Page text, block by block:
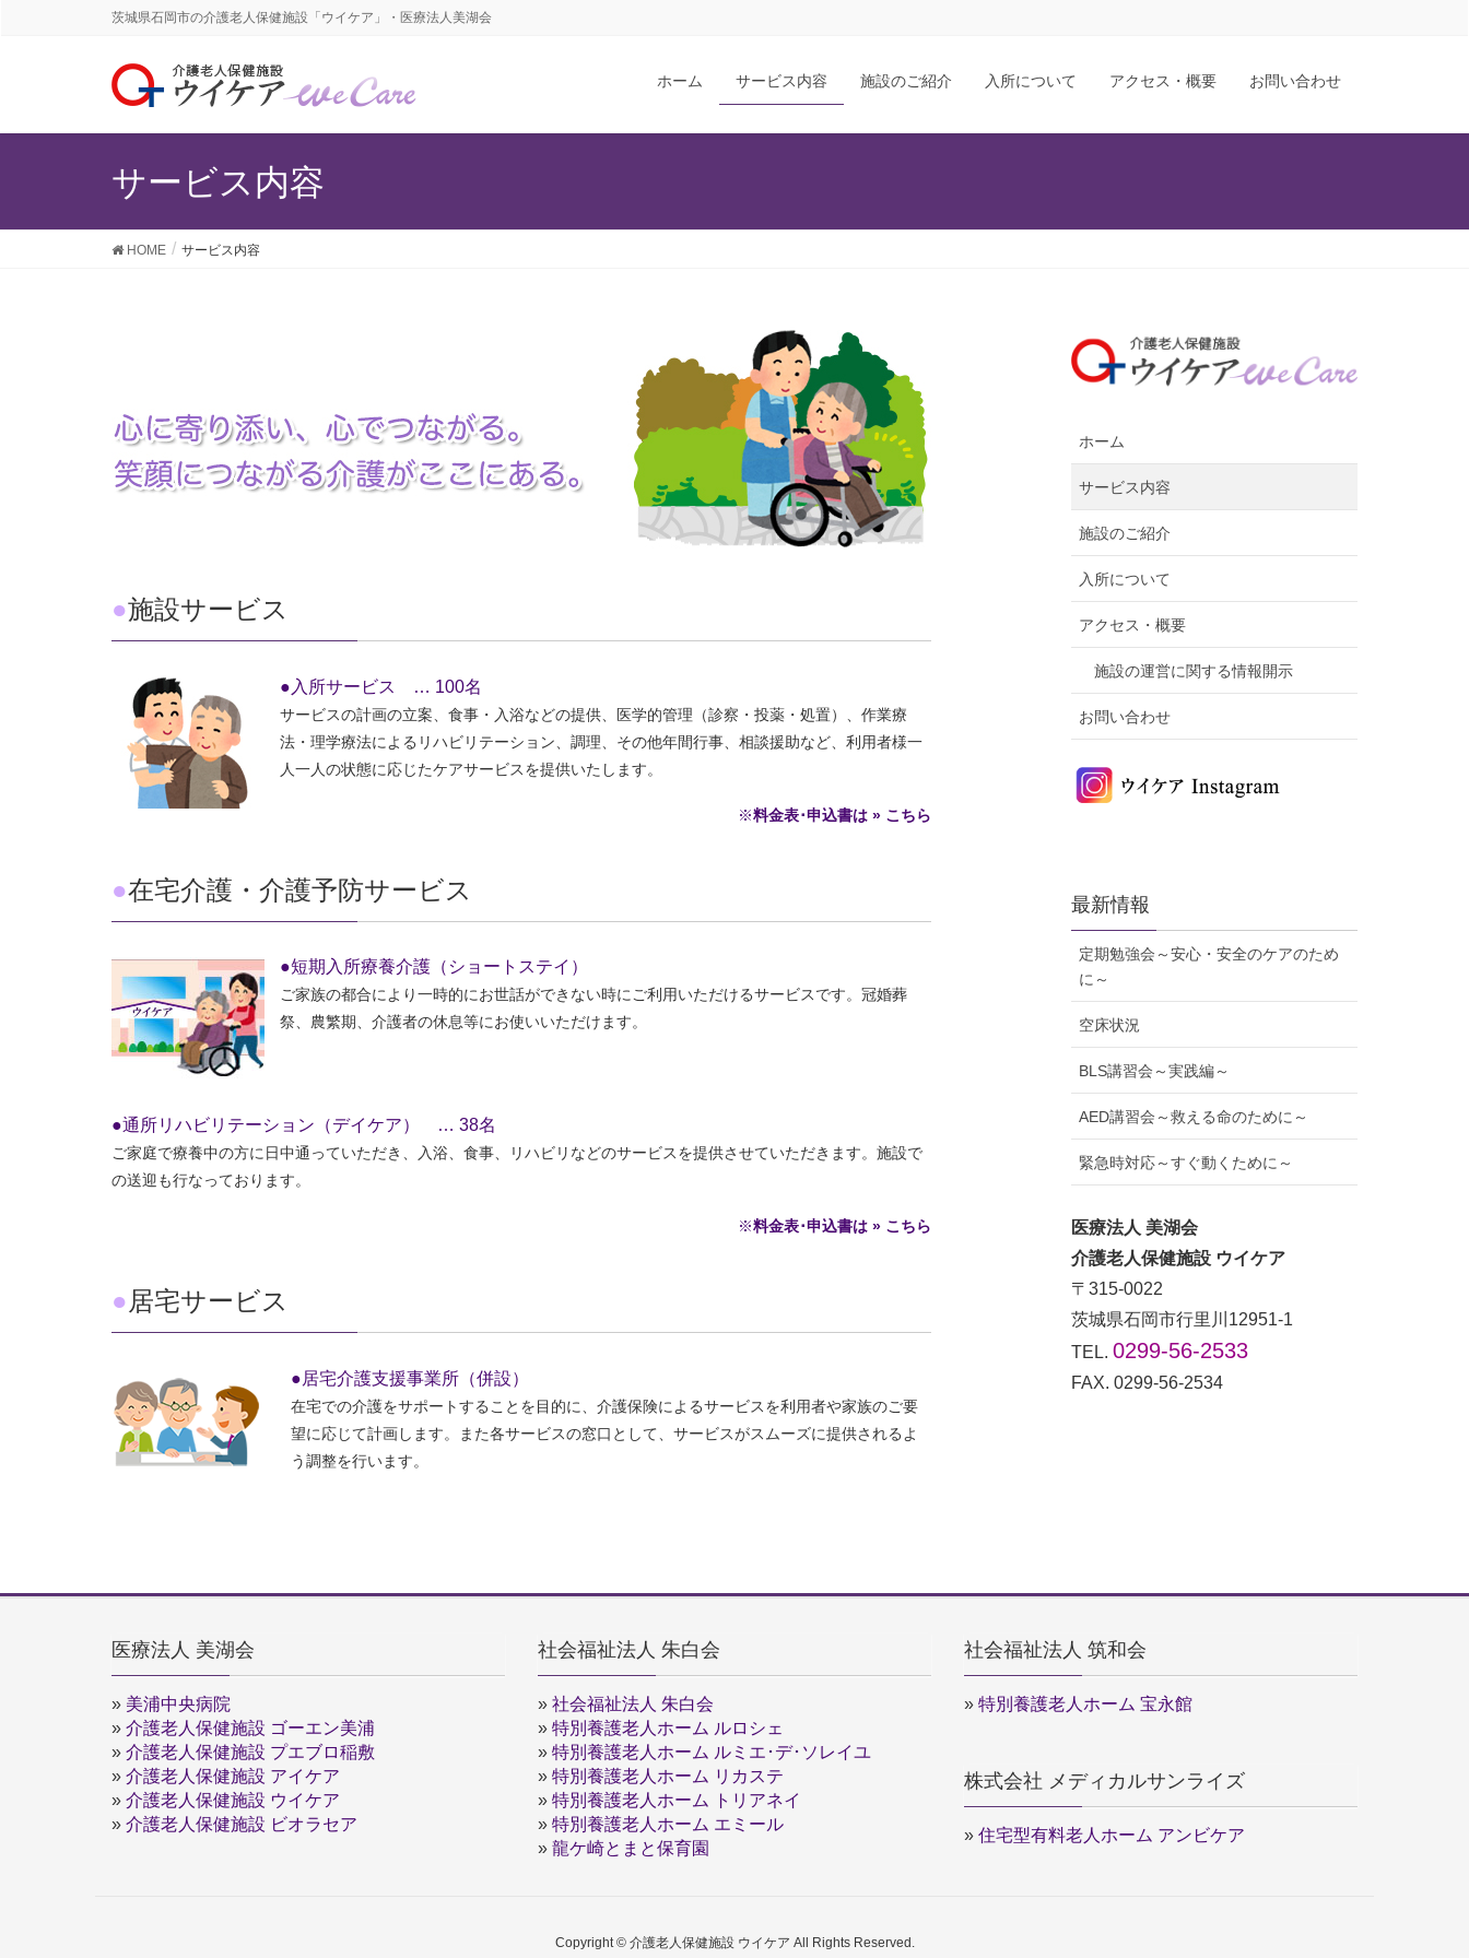
茨城県石岡市の介護老人保健施設「ウイケア」・医療法人美湖会
ホーム サービス内容 施設のご紹介 入所について アクセス・概要 お問い合わせ
サービス内容
HOME サービス内容
●施設サービス
●入所サービス … 100名
サービスの計画の立案、食事・入浴などの提供、医学的管理（診察・投薬・処置）、作業療
法・理学療法によるリハビリテーション、調理、その他年間行事、相談援助など、利用者様一
人一人の状態に応じたケアサービスを提供いたします。
※料金表･申込書は » こちら
●在宅介護・介護予防サービス
●短期入所療養介護（ショートステイ）
ご家族の都合により一時的にお世話ができない時にご利用いただけるサービスです。冠婚葬
祭、農繁期、介護者の休息等にお使いいただけます。
●通所リハビリテーション（デイケア） … 38名
ご家庭で療養中の方に日中通っていただき、入浴、食事、リハビリなどのサービスを提供させていただきます。施設で
の送迎も行なっております。
※料金表･申込書は » こちら
●居宅サービス
●居宅介護支援事業所（併設）
在宅での介護をサポートすることを目的に、介護保険によるサービスを利用者や家族のご要
望に応じて計画します。また各サービスの窓口として、サービスがスムーズに提供されるよ
う調整を行います。
ホーム
サービス内容
施設のご紹介
入所について
アクセス・概要
施設の運営に関する情報開示
お問い合わせ
最新情報
定期勉強会～安心・安全のケアのため
に～
空床状況
BLS講習会～実践編～
AED講習会～救える命のために～
緊急時対応～すぐ動くために～
医療法人 美湖会
介護老人保健施設 ウイケア
〒315-0022
茨城県石岡市行里川12951-1
TEL. 0299-56-2533
FAX. 0299-56-2534
医療法人 美湖会
» 美浦中央病院
» 介護老人保健施設 ゴーエン美浦
» 介護老人保健施設 プエブロ稲敷
» 介護老人保健施設 アイケア
» 介護老人保健施設 ウイケア
» 介護老人保健施設 ビオラセア
社会福祉法人 朱白会
» 社会福祉法人 朱白会
» 特別養護老人ホーム ルロシェ
» 特別養護老人ホーム ルミエ･デ･ソレイユ
» 特別養護老人ホーム リカステ
» 特別養護老人ホーム トリアネイ
» 特別養護老人ホーム エミール
» 龍ケ崎とまと保育園
社会福祉法人 筑和会
» 特別養護老人ホーム 宝永館
株式会社 メディカルサンライズ
» 住宅型有料老人ホーム アンビケア
Copyright © 介護老人保健施設 ウイケア All Rights Reserved.